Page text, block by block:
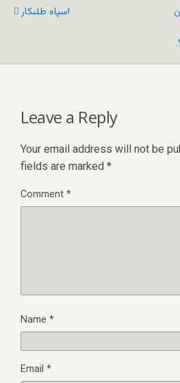
سپاه طلبکار!
Leave a Reply
Your email address will not be
fields are marked *
Comment*
Name *
Email *